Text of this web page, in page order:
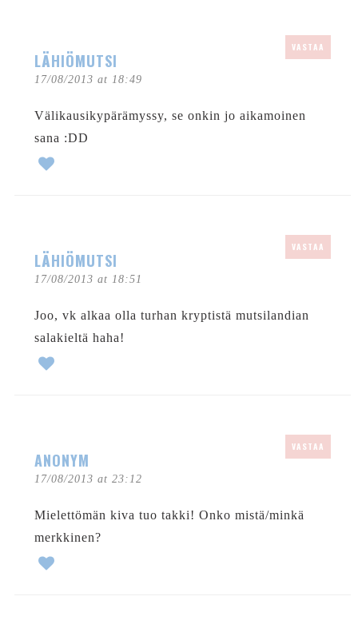
LÄHIÖMUTSI
17/08/2013 at 18:49
VASTAA
Välikausikypärämyssy, se onkin jo aikamoinen
sana :DD
LÄHIÖMUTSI
17/08/2013 at 18:51
VASTAA
Joo, vk alkaa olla turhan kryptistä mutsilandian
salakieltä haha!
ANONYM
17/08/2013 at 23:12
VASTAA
Mielettömän kiva tuo takki! Onko mistä/minkä
merkkinen?